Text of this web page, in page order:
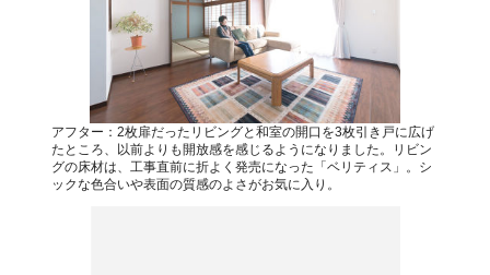
アフター：2枚扉だったリビングと和室の開口を3枚引き戸に広げ
たところ、以前よりも開放感を感じるようになりました。リビン
グの床材は、工事直前に折よく発売になった「ベリティス」。シ
ックな色合いや表面の質感のよさがお気に入り。